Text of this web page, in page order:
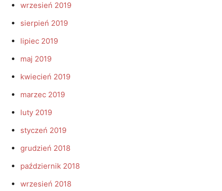
wrzesień 2019
sierpień 2019
lipiec 2019
maj 2019
kwiecień 2019
marzec 2019
luty 2019
styczeń 2019
grudzień 2018
październik 2018
wrzesień 2018